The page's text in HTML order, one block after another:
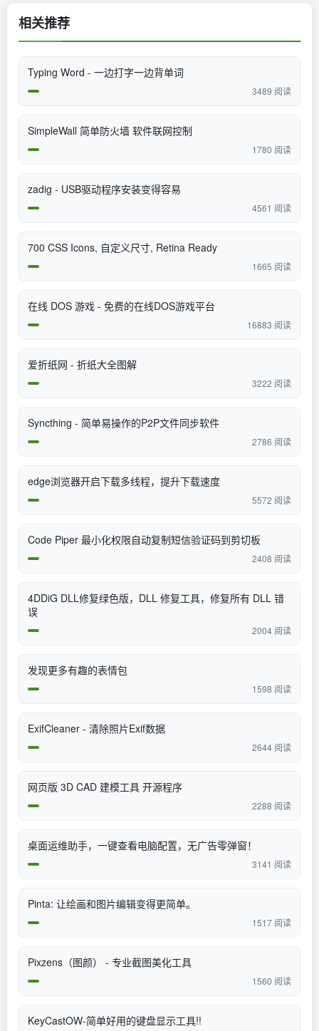
相关推荐
Typing Word - 一边打字一边背单词
3489 阅读
SimpleWall 简单防火墙 软件联网控制
1780 阅读
zadig - USB驱动程序安装变得容易
4561 阅读
700 CSS Icons, 自定义尺寸, Retina Ready
1665 阅读
在线 DOS 游戏 - 免费的在线DOS游戏平台
16883 阅读
爱折纸网 - 折纸大全图解
3222 阅读
Syncthing - 简单易操作的P2P文件同步软件
2786 阅读
edge浏览器开启下载多线程，提升下载速度
5572 阅读
Code Piper 最小化权限自动复制短信验证码到剪切板
2408 阅读
4DDiG DLL修复绿色版，DLL 修复工具，修复所有 DLL 错
误
2004 阅读
发现更多有趣的表情包
1598 阅读
ExifCleaner - 清除照片Exif数据
2644 阅读
网页版 3D CAD 建模工具 开源程序
2288 阅读
桌面运维助手，一键查看电脑配置，无广告零弹窗！
3141 阅读
Pinta: 让绘画和图片编辑变得更简单。
1517 阅读
Pixzens（图颜） - 专业截图美化工具
1560 阅读
KeyCastOW-简单好用的键盘显示工具!!